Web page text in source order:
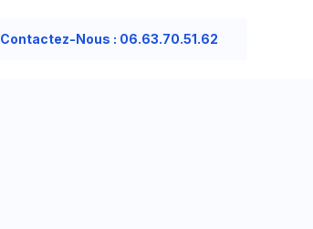
Contactez-Nous : 06.63.70.51.62